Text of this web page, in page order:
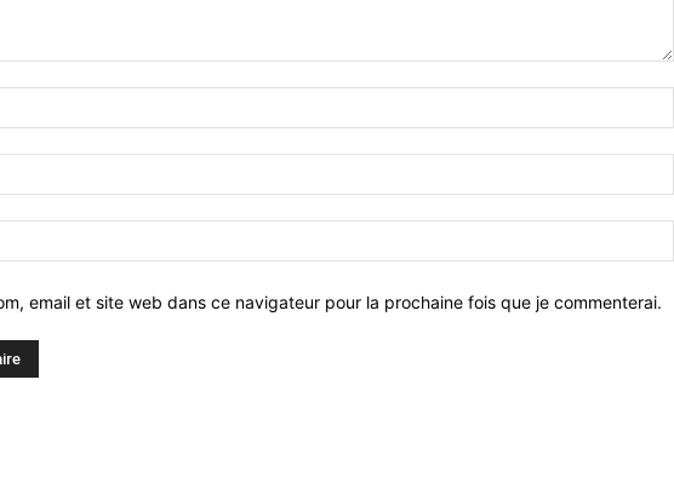
email et site web dans ce navigateur pour la prochaine fois que je commenterai.